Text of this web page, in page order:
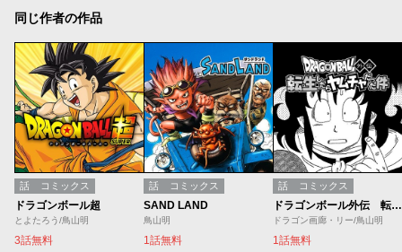
同じ作者の作品
話 コミックス
ドラゴンボール超
とよたろう/鳥山明
3話無料
話 コミックス
SAND LAND
鳥山明
1話無料
話 コミックス
ドラゴンボール外伝 転生したらヤムチャだった件
ドラゴン画廊・リー/鳥山明
1話無料